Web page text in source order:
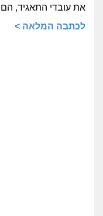
את עובדי התאגיד,
לכתבה המלאה >